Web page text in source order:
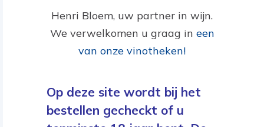
Henri Bloem, uw partner in wijn.
We verwelkomen u graag in een
van onze vinotheken!
Op deze site wordt bij het
bestellen gecheckt of u